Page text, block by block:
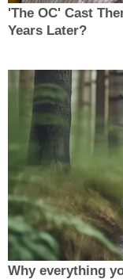
'The OC' Cast
Years Later?
Why everything